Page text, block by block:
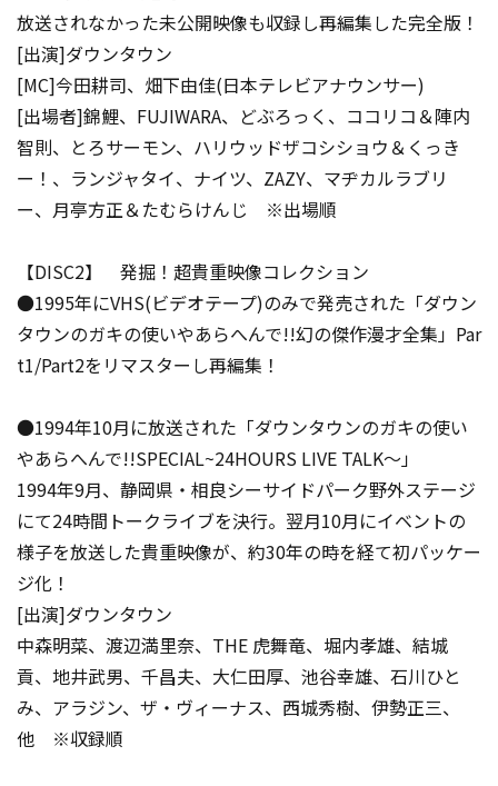
放送されなかった未公開映像も収録し再編集した完全版！
[出演]ダウンタウン
[MC]今田耕司、畑下由佳(日本テレビアナウンサー)
[出場者]錦鯉、FUJIWARA、どぶろっく、ココリコ＆陣内
智則、とろサーモン、ハリウッドザコシショウ＆くっき
ー！、ランジャタイ、ナイツ、ZAZY、マヂカルラブリ
ー、月亭方正＆たむらけんじ ※出場順
【DISC2】 発掘！超貴重映像コレクション
●1995年にVHS(ビデオテープ)のみで発売された「ダウン
タウンのガキの使いやあらへんで!!幻の傑作漫才全集」Par
t1/Part2をリマスターし再編集！
●1994年10月に放送された「ダウンタウンのガキの使い
やあらへんで!!SPECIAL~24HOURS LIVE TALK～」
1994年9月、静岡県・相良シーサイドパーク野外ステージ
にて24時間トークライブを決行。翌月10月にイベントの
様子を放送した貴重映像が、約30年の時を経て初パッケー
ジ化！
[出演]ダウンタウン
中森明菜、渡辺満里奈、THE 虎舞竜、堀内孝雄、結城
貢、地井武男、千昌夫、大仁田厚、池谷幸雄、石川ひと
み、アラジン、ザ・ヴィーナス、西城秀樹、伊勢正三、
他 ※収録順